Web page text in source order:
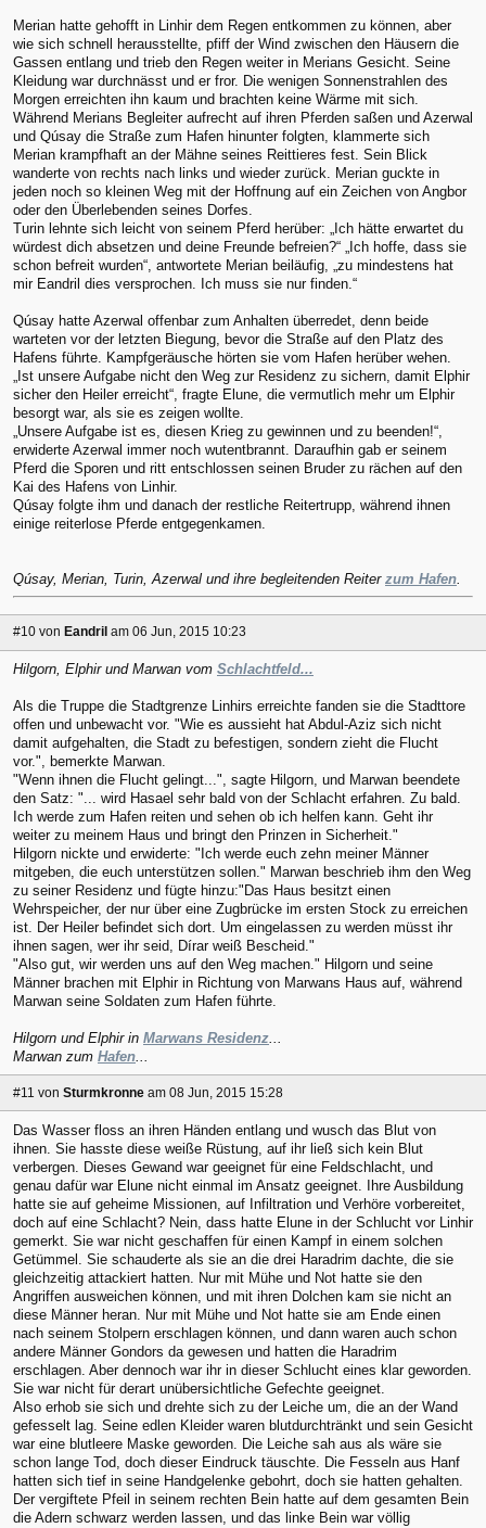
Merian hatte gehofft in Linhir dem Regen entkommen zu können, aber
wie sich schnell herausstellte, pfiff der Wind zwischen den Häusern die
Gassen entlang und trieb den Regen weiter in Merians Gesicht. Seine
Kleidung war durchnässt und er fror. Die wenigen Sonnenstrahlen des
Morgen erreichten ihn kaum und brachten keine Wärme mit sich.
Während Merians Begleiter aufrecht auf ihren Pferden saßen und Azerwal
und Qúsay die Straße zum Hafen hinunter folgten, klammerte sich
Merian krampfhaft an der Mähne seines Reittieres fest. Sein Blick
wanderte von rechts nach links und wieder zurück. Merian guckte in
jeden noch so kleinen Weg mit der Hoffnung auf ein Zeichen von Angbor
oder den Überlebenden seines Dorfes.
Turin lehnte sich leicht von seinem Pferd herüber: „Ich hätte erwartet du
würdest dich absetzen und deine Freunde befreien?“ „Ich hoffe, dass sie
schon befreit wurden“, antwortete Merian beiläufig, „zu mindestens hat
mir Eandril dies versprochen. Ich muss sie nur finden.“
Qúsay hatte Azerwal offenbar zum Anhalten überredet, denn beide
warteten vor der letzten Biegung, bevor die Straße auf den Platz des
Hafens führte. Kampfgeräusche hörten sie vom Hafen herüber wehen.
„Ist unsere Aufgabe nicht den Weg zur Residenz zu sichern, damit Elphir
sicher den Heiler erreicht“, fragte Elune, die vermutlich mehr um Elphir
besorgt war, als sie es zeigen wollte.
„Unsere Aufgabe ist es, diesen Krieg zu gewinnen und zu beenden!“,
erwiderte Azerwal immer noch wutentbrannt. Daraufhin gab er seinem
Pferd die Sporen und ritt entschlossen seinen Bruder zu rächen auf den
Kai des Hafens von Linhir.
Qúsay folgte ihm und danach der restliche Reitertrupp, während ihnen
einige reiterlose Pferde entgegenkamen.
Qúsay, Merian, Turin, Azerwal und ihre begleitenden Reiter zum Hafen.
#10 von Eandril am 06 Jun, 2015 10:23
Hilgorn, Elphir und Marwan vom Schlachtfeld...
Als die Truppe die Stadtgrenze Linhirs erreichte fanden sie die Stadttore
offen und unbewacht vor. "Wie es aussieht hat Abdul-Aziz sich nicht
damit aufgehalten, die Stadt zu befestigen, sondern zieht die Flucht
vor.", bemerkte Marwan.
"Wenn ihnen die Flucht gelingt...", sagte Hilgorn, und Marwan beendete
den Satz: "... wird Hasael sehr bald von der Schlacht erfahren. Zu bald.
Ich werde zum Hafen reiten und sehen ob ich helfen kann. Geht ihr
weiter zu meinem Haus und bringt den Prinzen in Sicherheit."
Hilgorn nickte und erwiderte: "Ich werde euch zehn meiner Männer
mitgeben, die euch unterstützen sollen." Marwan beschrieb ihm den Weg
zu seiner Residenz und fügte hinzu:"Das Haus besitzt einen
Wehrspeicher, der nur über eine Zugbrücke im ersten Stock zu erreichen
ist. Der Heiler befindet sich dort. Um eingelassen zu werden müsst ihr
ihnen sagen, wer ihr seid, Dírar weiß Bescheid."
"Also gut, wir werden uns auf den Weg machen." Hilgorn und seine
Männer brachen mit Elphir in Richtung von Marwans Haus auf, während
Marwan seine Soldaten zum Hafen führte.
Hilgorn und Elphir in Marwans Residenz
Marwan zum Hafen
#11 von Sturmkronne am 08 Jun, 2015 15:28
Das Wasser floss an ihren Händen entlang und wusch das Blut von
ihnen. Sie hasste diese weiße Rüstung, auf ihr ließ sich kein Blut
verbergen. Dieses Gewand war geeignet für eine Feldschlacht, und
genau dafür war Elune nicht einmal im Ansatz geeignet. Ihre Ausbildung
hatte sie auf geheime Missionen, auf Infiltration und Verhöre vorbereitet,
doch auf eine Schlacht? Nein, dass hatte Elune in der Schlucht vor Linhir
gemerkt. Sie war nicht geschaffen für einen Kampf in einem solchen
Getümmel. Sie schauderte als sie an die drei Haradrim dachte, die sie
gleichzeitig attackiert hatten. Nur mit Mühe und Not hatte sie den
Angriffen ausweichen können, und mit ihren Dolchen kam sie nicht an
diese Männer heran. Nur mit Mühe und Not hatte sie am Ende einen
nach seinem Stolpern erschlagen können, und dann waren auch schon
andere Männer Gondors da gewesen und hatten die Haradrim
erschlagen. Aber dennoch war ihr in dieser Schlucht eines klar geworden.
Sie war nicht für derart unübersichtliche Gefechte geeignet.
Also erhob sie sich und drehte sich zu der Leiche um, die an der Wand
gefesselt lag. Seine edlen Kleider waren blutdurchtränkt und sein Gesicht
war eine blutleere Maske geworden. Die Leiche sah aus als wäre sie
schon lange Tod, doch dieser Eindruck täuschte. Die Fesseln aus Hanf
hatten sich tief in seine Handgelenke gebohrt, doch sie hatten gehalten.
Der vergiftete Pfeil in seinem rechten Bein hatte auf dem gesamten Bein
die Adern schwarz werden lassen, und das linke Bein war völlig